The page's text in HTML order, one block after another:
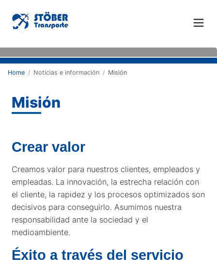
Home / Noticias e información / Misión
Misión
Crear valor
Creamos valor para nuestros clientes, empleados y
empleadas. La innovación, la estrecha relación con
el cliente, la rapidez y los procesos optimizados son
decisivos para conseguirlo. Asumimos nuestra
responsabilidad ante la sociedad y el
medioambiente.
Éxito a través del servicio